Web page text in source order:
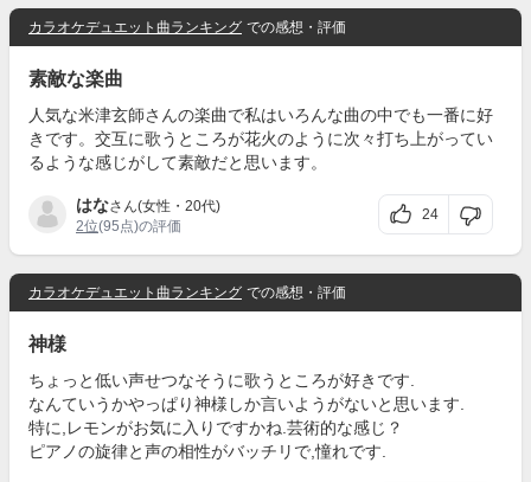
カラオケデュエット曲ランキング での感想・評価
素敵な楽曲
人気な米津玄師さんの楽曲で私はいろんな曲の中でも一番に好
きです。交互に歌うところが花火のように次々打ち上がってい
るような感じがして素敵だと思います。
はなさん(女性・20代)
2位(95点)の評価
24
カラオケデュエット曲ランキング での感想・評価
神様
ちょっと低い声せつなそうに歌うところが好きです.
なんていうかやっぱり神様しか言いようがないと思います.
特に,レモンがお気に入りですかね.芸術的な感じ？
ピアノの旋律と声の相性がバッチリで,憧れです.